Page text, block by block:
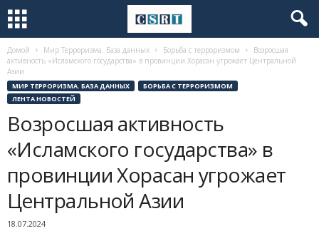
Домой Мир Терроризма. База данных Борьба с терроризмом
Возросшая
активность «Исламского государства» в провинции Хорасан угрожает Центральной
Азии
МИР ТЕРРОРИЗМА. БАЗА ДАННЫХ
БОРЬБА С ТЕРРОРИЗМОМ
ЛЕНТА НОВОСТЕЙ
Возросшая активность
«Исламского государства» в
провинции Хорасан угрожает
Центральной Азии
18.07.2024